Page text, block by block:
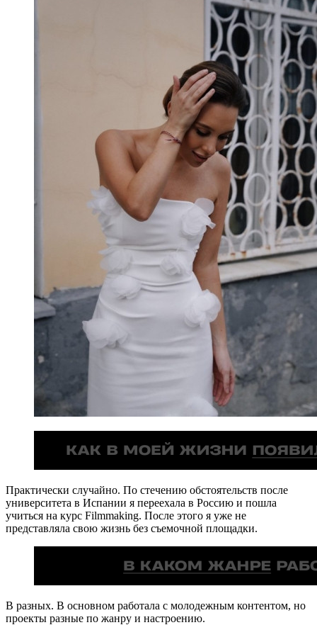
Практически случайно. По стечению обстоятельств после
университета в Испании я переехала в Россию и пошла
учиться на курс Filmmaking. После этого я уже не
представляла свою жизнь без съемочной площадки.
В разных. В основном работала с молодежным контентом, но
проекты разные по жанру и настроению.